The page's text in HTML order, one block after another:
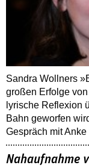
Sandra Wollners
großen Erfolge
lyrische Reflexion
Bahn geworfen
Gespräch mit
Nahaufnahme